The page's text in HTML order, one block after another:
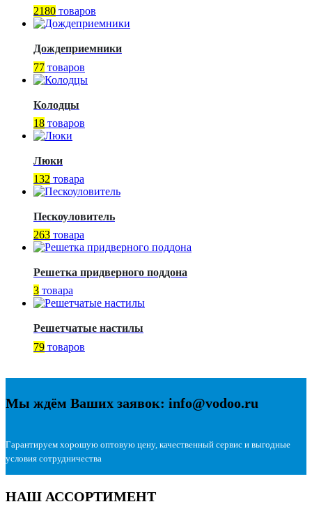
2180 товаров
Дождеприемники
77 товаров
Колодцы
18 товаров
Люки
132 товара
Пескоуловитель
263 товара
Решетка придверного поддона
3 товара
Решетчатые настилы
79 товаров
Мы ждём Ваших заявок: info@vodoo.ru
Гарантируем хорошую оптовую цену, качественный сервис и выгодные
условия сотрудничества
НАШ АССОРТИМЕНТ